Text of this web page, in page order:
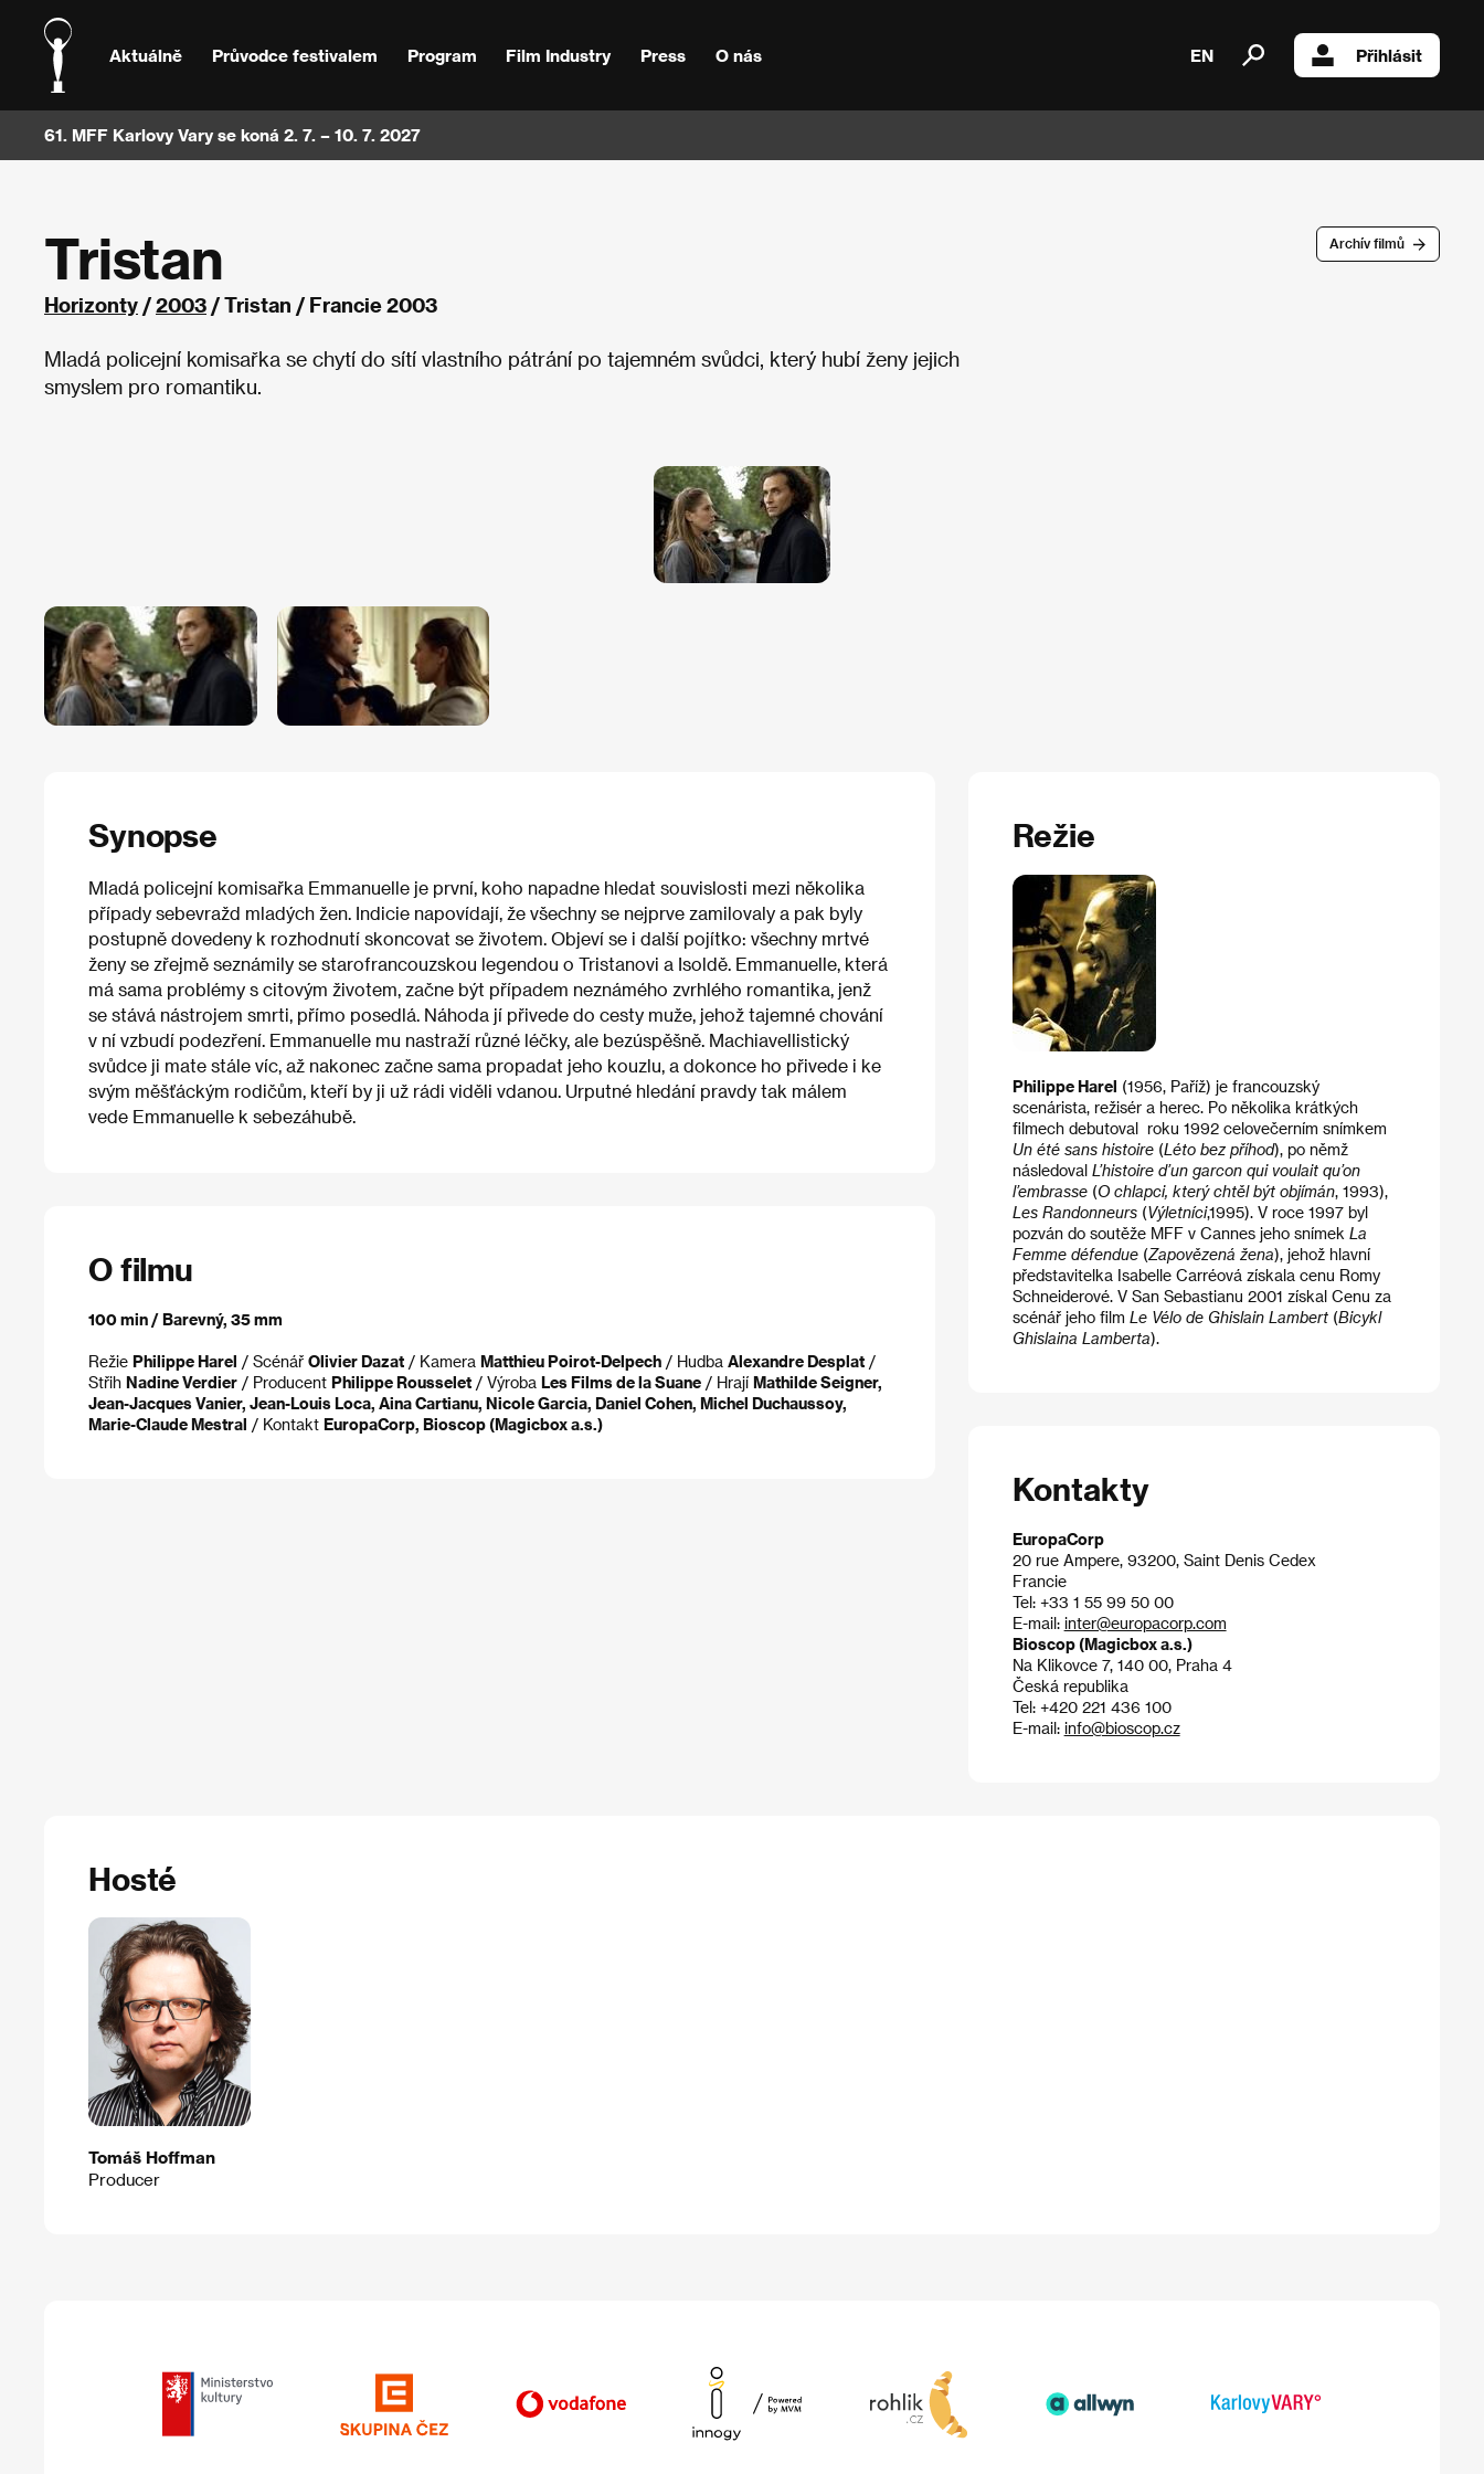
Aktuálně Průvodce festivalem Program Film Industry Press O nás EN Přihlásit
61. MFF Karlovy Vary se koná 2. 7. – 10. 7. 2027
Archív filmů
Tristan
Horizonty /2003 / Tristan / Francie 2003
Mladá policejní komisařka se chytí do sítí vlastního pátrání po tajemném svůdci, který hubí ženy jejich
smyslem pro romantiku.
Synopse
Mladá policejní komisařka Emmanuelle je první, koho napadne hledat souvislosti mezi několika
případy sebevražd mladých žen. Indicie napovídají, že všechny se nejprve zamilovaly a pak byly
postupně dovedeny k rozhodnutí skoncovat se životem. Objeví se i další pojítko: všechny mrtvé
ženy se zřejmě seznámily se starofrancouzskou legendou o Tristanovi a Isoldě. Emmanuelle, která
má sama problémy s citovým životem, začne být případem neznámého zvrhlého romantika, jenž
se stává nástrojem smrti, přímo posedlá. Náhoda jí přivede do cesty muže, jehož tajemné chování
v ní vzbudí podezření. Emmanuelle mu nastraží různé léčky, ale bezúspěšně. Machiavellistický
svůdce ji mate stále víc, až nakonec začne sama propadat jeho kouzlu, a dokonce ho přivede i ke
svým měšťáckým rodičům, kteří by ji už rádi viděli vdanou. Urputné hledání pravdy tak málem
vede Emmanuelle k sebezáhubě.
O filmu
100 min / Barevný, 35 mm
Režie Philippe Harel / Scénář Olivier Dazat / Kamera Matthieu Poirot-Delpech / Hudba Alexandre Desplat /
Střih Nadine Verdier / Producent Philippe Rousselet / Výroba Les Films de la Suane / Hrají Mathilde Seigner,
Jean-Jacques Vanier, Jean-Louis Loca, Aina Cartianu, Nicole Garcia, Daniel Cohen, Michel Duchaussoy,
Marie-Claude Mestral / Kontakt EuropaCorp, Bioscop (Magicbox a.s.)
Režie
Philippe Harel (1956, Paříž) je francouzský
scenárista, režisér a herec. Po několika krátkých
filmech debutoval roku 1992 celovečerním snímkem
Un été sans histoire(Léto bez příhod), po němž
následoval L’histoire d’un garcon qui voulait qu’on
l’embrasse(O chlapci, který chtěl být objímán, 1993),
Les Randonneurs(Výletníci,1995). V roce 1997 byl
pozván do soutěže MFF v Cannes jeho snímek La
Femme défendue(Zapovězená žena), jehož hlavní
představitelka Isabelle Carréová získala cenu Romy
Schneiderové. V San Sebastianu 2001 získal Cenu za
scénář jeho film Le Vélo de Ghislain Lambert(Bicykl
Ghislaina Lamberta).
Kontakty
EuropaCorp
20 rue Ampere, 93200, Saint Denis Cedex
Francie
Tel: +33 1 55 99 50 00
E-mail: inter@europacorp.com
Bioscop (Magicbox a.s.)
Na Klikovce 7, 140 00, Praha 4
Česká republika
Tel: +420 221 436 100
E-mail: info@bioscop.cz
Hosté
Tomáš Hoffman
Producer